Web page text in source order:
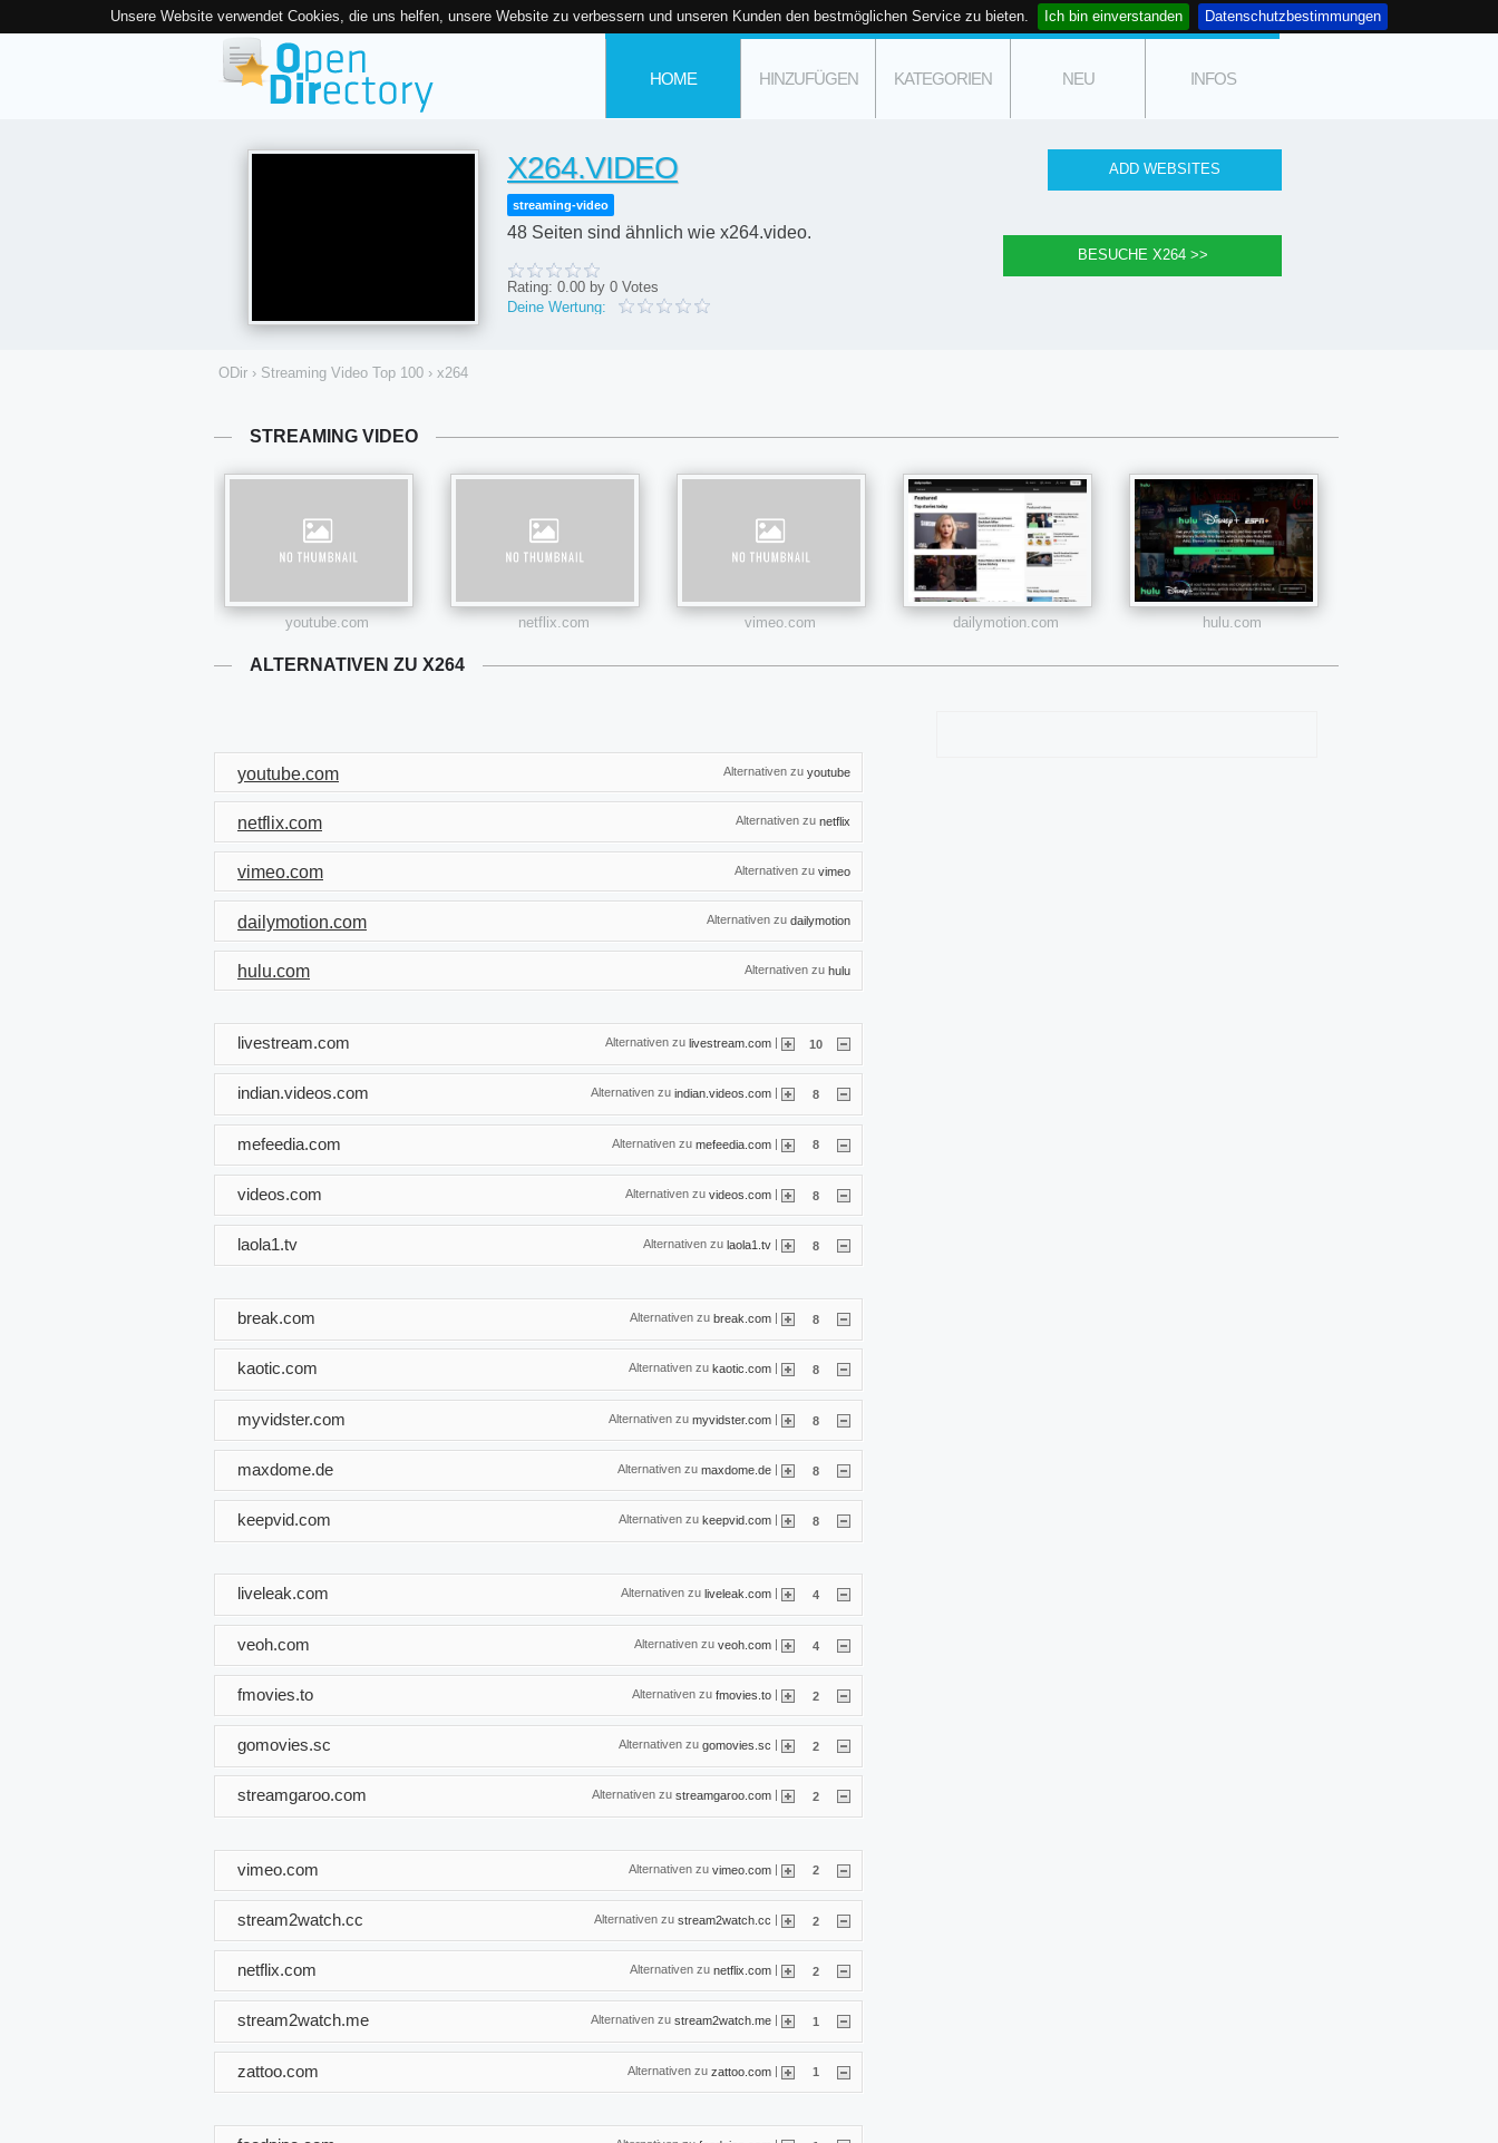
Unsere Website verwendet Cookies, die uns helfen, unsere Website zu verbessern und unseren Kunden den bestmöglichen Service zu bieten. Ich bin einverstanden Datenschutzbestimmungen
HOME HINZUFÜGEN KATEGORIEN NEU INFOS
X264.VIDEO
streaming-video
48 Seiten sind ähnlich wie x264.video.
Rating: 0.00 by 0 Votes
Deine Wertung:
ODir › Streaming Video Top 100 › x264
STREAMING VIDEO
youtube.com netflix.com vimeo.com dailymotion.com hulu.com
ALTERNATIVEN ZU X264
Alternativen zu youtube
youtube.com
Alternativen zu netflix
netflix.com
Alternativen zu vimeo
vimeo.com
Alternativen zu dailymotion
dailymotion.com
Alternativen zu hulu
hulu.com
Alternativen zu livestream.com | 10
livestream.com
Alternativen zu indian.videos.com 8
indian.videos.com
Alternativen zu mefeedia.com | 8
mefeedia.com
Alternativen zu videos.com | 8
videos.com
Alternativen zu laola1.tv | 8
laola1.tv
Alternativen zu break.com 8
break.com
Alternativen zu kaotic.com 8
kaotic.com
Alternativen zu myvidster.com | 8
myvidster.com
Alternativen zu maxdome.de | 8
maxdome.de
Alternativen zu keepvid.com | 8
keepvid.com
Alternativen zu liveleak.com 4
liveleak.com
Alternativen zu veoh.com | 4
veoh.com
Alternativen zu fmovies.to | 2
fmovies.to
Alternativen zu gomovies.sc | 2
gomovies.sc
Alternativen zu streamgaroo.com 2
streamgaroo.com
Alternativen zu vimeo.com | 2
vimeo.com
Alternativen zu stream2watch.cc | 2
stream2watch.cc
Alternativen zu netflix.com | 2
netflix.com
Alternativen zu stream2watch.me 1
stream2watch.me
Alternativen zu zattoo.com | 1
zattoo.com